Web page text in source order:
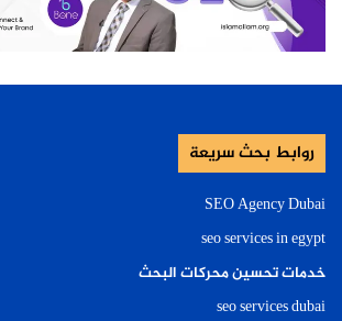
روابط بحث سريعة
SEO Agency Dubai
seo services in egypt
خدمات تحسين محركات البحث
seo services dubai